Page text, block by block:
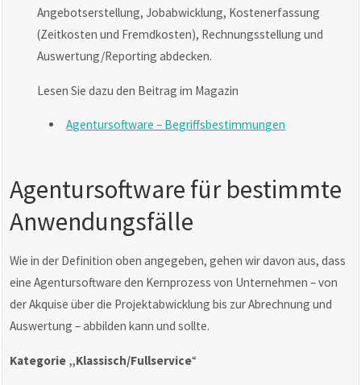
Angebotserstellung, Jobabwicklung, Kostenerfassung
(Zeitkosten und Fremdkosten), Rechnungsstellung und
Auswertung/Reporting abdecken.
Lesen Sie dazu den Beitrag im Magazin
Agentursoftware – Begriffsbestimmungen
Agentursoftware für bestimmte
Anwendungsfälle
Wie in der Definition oben angegeben, gehen wir davon aus, dass
eine Agentursoftware den Kernprozess von Unternehmen – von
der Akquise über die Projektabwicklung bis zur Abrechnung und
Auswertung – abbilden kann und sollte.
Kategorie „Klassisch/Fullservice“